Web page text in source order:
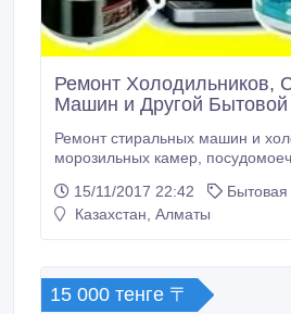
Ремонт Холодильников,
Машин и Другой Бытовой
Ремонт стиральных машин и
морозильных камер, посудомоечных машин в
Алмате. Ремонтируем все марки
на выполненные работы дается
15/11/2017 22:42
Бытовая
Казахстан, Алматы
15 000 тенге 〒